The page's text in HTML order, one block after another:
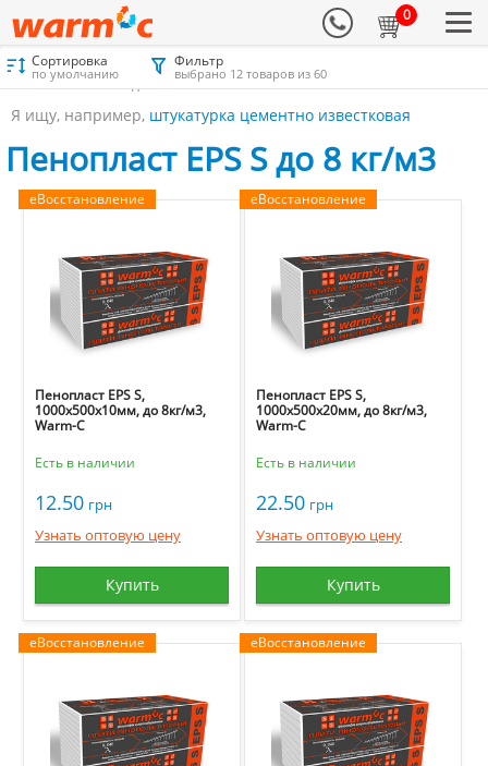
0
Материалы для утепления Каталог
Пенопласт
Пенопласт EPS S до 8 кг/м3
Я ищу, например, штукатурка цементно известковая
Сортировка
по умолчанию
Фильтр
выбрано 12 товаров из 60
Пенопласт EPS S до 8 кг/м3
еВосстановление
Пенопласт EPS S,
1000х500х10мм, до 8кг/м3,
Warm-C
Есть в наличии
12.50 грн
Узнать оптовую цену
Купить
еВосстановление
Пенопласт EPS S,
1000х500х20мм, до 8кг/м3,
Warm-C
Есть в наличии
22.50 грн
Узнать оптовую цену
Купить
еВосстановление еВосстановление